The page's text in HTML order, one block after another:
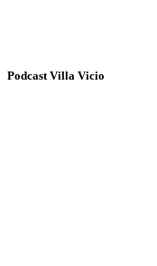
Podcast Villa Vicio